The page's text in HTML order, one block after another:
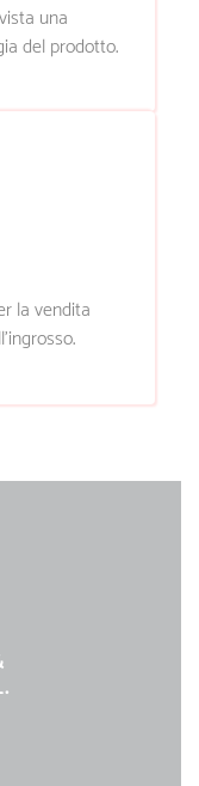
una
del prodotto.
la vendita